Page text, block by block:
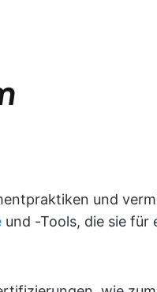
und
und -Tools, die sie für